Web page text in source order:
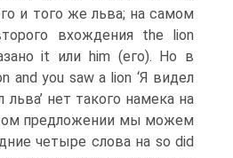
и того же льва; на самом
вхож­дения the lion
it или him (его). Но в
and you saw a lion ‘Я видел
нет такого намека на
предложении мы можем
четыре слова на so did